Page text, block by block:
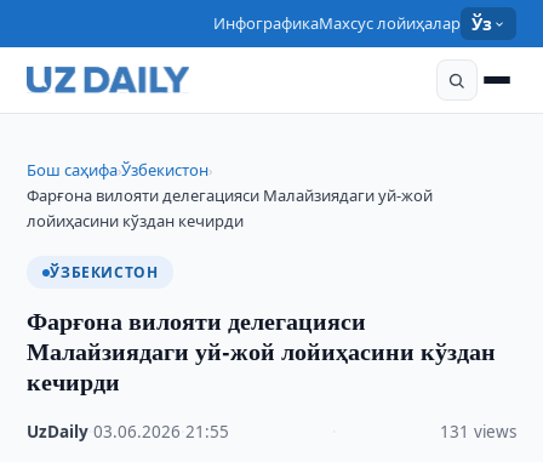
ИнфографикаМахсус лойиҳалар Ўз
Бош саҳифа›Ўзбекистон›
Фарғона вилояти делегацияси Малайзиядаги уй-жой
лойиҳасини кўздан кечирди
ЎЗБЕКИСТОН
Фарғона вилояти делегацияси
Малайзиядаги уй-жой лойиҳасини кўздан
кечирди
UzDaily ·03.06.2026 ·21:55 131 views